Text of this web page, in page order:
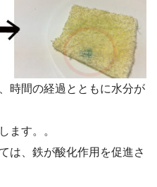
時間の経過とともに水分が
ます。。
は、鉄が酸化作用を促進さ